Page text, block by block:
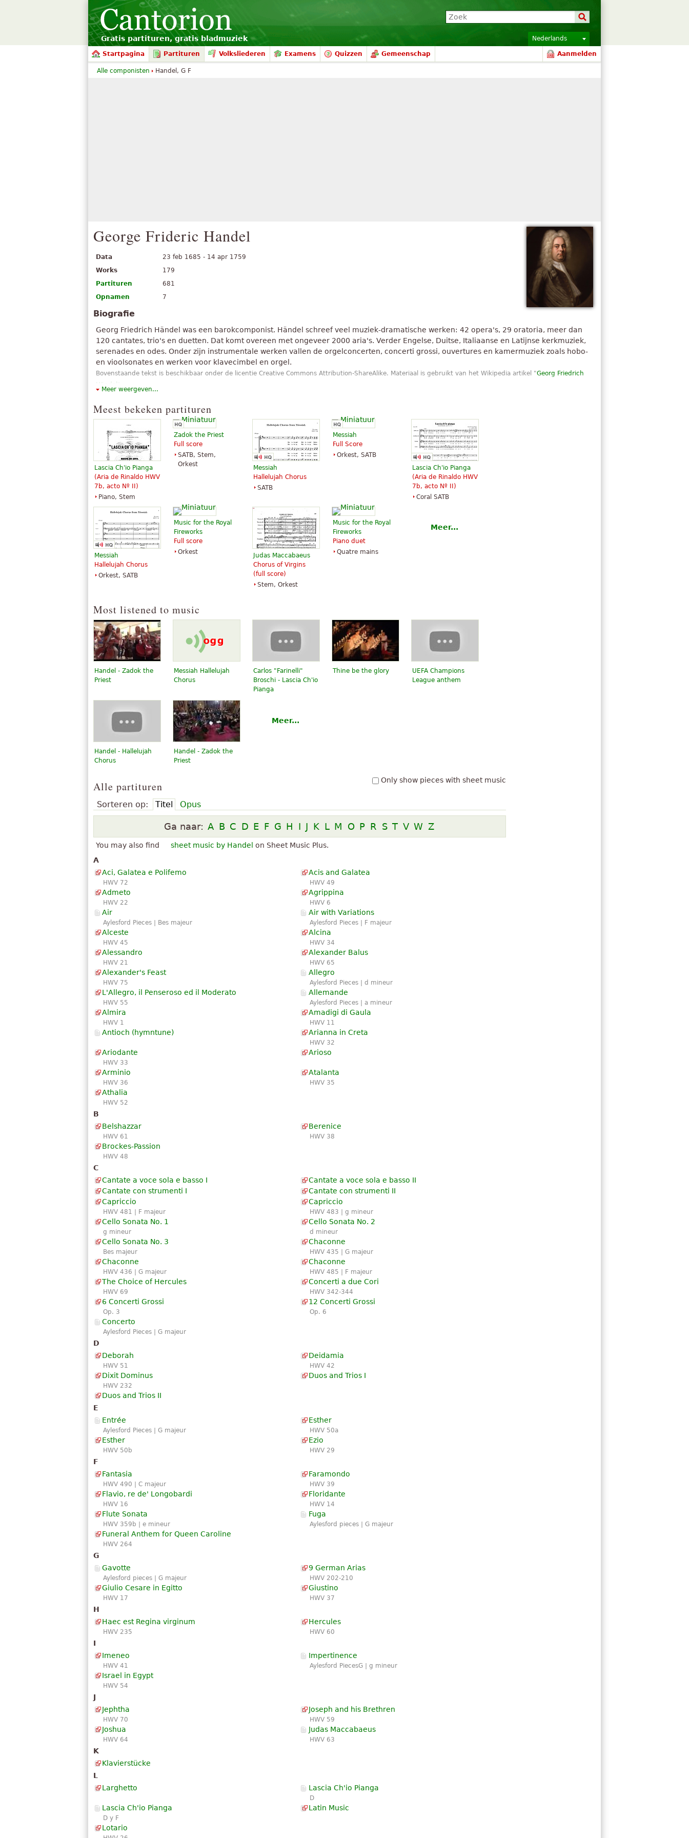
Gratis partituren, gratis bladmuziek Nederlands
Startpagina Partituren Volksliederen Examens Quizzen Gemeenschap Aanmelden
George Frideric Handel
Data
23 feb 1685 - 14 apr 1759
Works
179
Partituren
681
Opnamen
7
Biografie
Georg Friedrich Händel was een barokcomponist. Händel schreef veel muziek-dramatische werken: 42 opera's, 29 oratoria, meer dan
120 cantates, trio's en duetten. Dat komt overeen met ongeveer 2000 aria's. Verder Engelse, Duitse, Italiaanse en Latijnse kerkmuziek,
serenades en odes. Onder zijn instrumentale werken vallen de orgelconcerten, concerti grossi, ouvertures en kamermuziek zoals hobo-
en vioolsonates en werken voor klavecimbel en orgel.
Bovenstaande tekst is beschikbaar onder de licentie Creative Commons Attribution-ShareAlike. Materiaal is gebruikt van het Wikipedia artikel "Georg Friedrich
Händel
Meer weergeven...
Meest bekeken partituren
Lascia Ch'io Pianga
(Aria de Rinaldo HWV
7b, acto Nº II)
Piano, Stem
Zadok the Priest
Full score
SATB, Stem,
Orkest
Messiah
Hallelujah Chorus
SATB
Messiah
Full Score
Orkest, SATB
Lascia Ch'io Pianga
(Aria de Rinaldo HWV
7b, acto Nº II)
Coral SATB
Messiah
Hallelujah Chorus
Orkest, SATB
Music for the Royal
Fireworks
Full score
Orkest
Judas Maccabaeus
Chorus of Virgins
(full score)
Stem, Orkest
Music for the Royal
Fireworks
Piano duet
Quatre mains
Meer...
Most listened to music
Handel - Zadok the
Priest
Messiah Hallelujah
Chorus
Carlos "Farinelli"
Broschi - Lascia Ch'io
Pianga
Thine be the glory
UEFA Champions
League anthem
Handel - Hallelujah
Chorus
Handel - Zadok the
Priest
Meer...
Only show pieces with sheet music
Alle partituren
Sorteren op: Titel Opus
Ga naar: A B C D E F G H I J K L M O P R S T V W Z
You may also find sheet music by Handel on Sheet Music Plus.
A
Aci, Galatea e Polifemo
HWV 72
Acis and Galatea
HWV 49
Admeto
HWV 22
Agrippina
HWV 6
Air
Aylesford Pieces | Bes majeur
Air with Variations
Aylesford Pieces | F majeur
Alceste
HWV 45
Alcina
HWV 34
Alessandro
HWV 21
Alexander Balus
HWV 65
Alexander's Feast
HWV 75
Allegro
Aylesford Pieces | d mineur
L'Allegro, il Penseroso ed il Moderato
HWV 55
Allemande
Aylesford Pieces | a mineur
Almira
HWV 1
Amadigi di Gaula
HWV 11
Antioch (hymntune) Arianna in Creta
HWV 32
Ariodante
HWV 33
Arioso
Arminio
HWV 36
Atalanta
HWV 35
Athalia
HWV 52
B
Belshazzar
HWV 61
Berenice
HWV 38
Brockes-Passion
HWV 48
C
Cantate a voce sola e basso I
Cantate a voce sola e basso II
Cantate con strumenti I
Cantate con strumenti II
Capriccio
HWV 481 | F majeur
Capriccio
HWV 483 | g mineur
Cello Sonata No. 1
g mineur
Cello Sonata No. 2
d mineur
Cello Sonata No. 3
Bes majeur
Chaconne
HWV 435 | G majeur
Chaconne
HWV 436 | G majeur
Chaconne
HWV 485 | F majeur
The Choice of Hercules
HWV 69
Concerti a due Cori
HWV 342-344
6 Concerti Grossi
Op. 3
12 Concerti Grossi
Op. 6
Concerto
Aylesford Pieces | G majeur
D
Deborah
HWV 51
Deidamia
HWV 42
Dixit Dominus
HWV 232
Duos and Trios I
Duos and Trios II
E
Entrée
Aylesford Pieces | G majeur
Esther
HWV 50a
Esther
HWV 50b
Ezio
HWV 29
F
Fantasia
HWV 490 | C majeur
Faramondo
HWV 39
Flavio, re de' Longobardi
HWV 16
Floridante
HWV 14
Flute Sonata
HWV 359b | e mineur
Fuga
Aylesford pieces | G majeur
Funeral Anthem for Queen Caroline
HWV 264
G
Gavotte
Aylesford pieces | G majeur
9 German Arias
HWV 202-210
Giulio Cesare in Egitto
HWV 17
Giustino
HWV 37
H
Haec est Regina virginum
HWV 235
Hercules
HWV 60
I
Imeneo
HWV 41
Impertinence
Aylesford PiecesG | g mineur
Israel in Egypt
HWV 54
J
Jephtha
HWV 70
Joseph and his Brethren
HWV 59
Joshua
HWV 64
Judas Maccabaeus
HWV 63
K
Klavierstücke
L
Larghetto
Lascia Ch'io Pianga
D
Lascia Ch'io Pianga
D y F
Latin Music
Lotario
Alle componisten Handel, G F